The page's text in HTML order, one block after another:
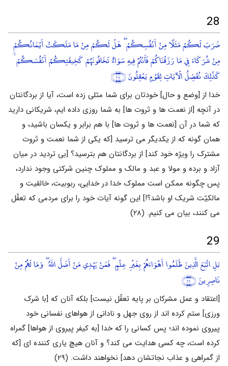
28
ضَرَبَ لَكُمْ مَثَلًا مِنْ أَنْفُسِكُمْ ۖ هَلْ لَكُمْ مِنْ مَا مَلَكَتْ أَيْمَانُكُمْ
مِنْ شُرَكَاءَ فِي مَا رَزَقْنَاكُمْ فَأَنْتُمْ فِيهِ سَوَاءٌ تَخَافُونَهُمْ كَخِيفَتِكُمْ أَنْفُسَكُمْ ۚ
كَذَٰلِكَ نُفَصِّلُ الْآيَاتِ لِقَوْمٍ يَعْقِلُونَ﴿٢٨﴾
خدا از [وضع و حال] خودتان برای شما مثلی زده است، آیا از بردگانتان
در آنچه [از نعمت ها و ثروت ها] به شما روزی داده ایم، شریکانی دارید
که شما در آن [نعمت ها و ثروت ها] با هم برابر و یکسان باشید، و
همان گونه که از یکدیگر می ترسید [که یکی از شما نعمت و ثروت
مشترک را ویژه خود کند] از بردگانتان هم بترسید؟ [بی تردید در میان
آزاد و برده و مولا و عبد و مالک و مملوک چنین شرکتی وجود ندارد،
پس چگونه ممکن است مملوک خدا در خدایی، ربوبیت، خالقیت و
مالکیّت شریک او باشد؟!] این گونه آیات خود را برای مردمی که تعقّل
می کنند، بیان می کنیم. (۲۸)
29
بَلِ اتَّبَعَ الَّذِينَ ظَلَمُوا أَهْوَاءَهُمْ بِغَيْرِ عِلْمٍ ۖ فَمَنْ يَهْدِي مَنْ أَضَلَّ اللَّهُ ۖ وَمَا لَهُمْ مِنْ
نَاصِرِينَ﴿٢٩﴾
[اعتقاد و عمل مشرکان بر پایه تعقّل نیست] بلکه آنان که [با شرک
ورزی] ستم کرده اند از روی جهل و نادانی از هواهای نفسانی خود
پیروی نموده اند؛ پس کسانی را که خدا [به کیفر پیروی از هواها] گمراه
کرده است، چه کسی هدایت می کند؟ و آنان هیچ یاری کننده ای [که
از گمراهی و عذاب نجاتشان دهد] نخواهند داشت. (۲۹)